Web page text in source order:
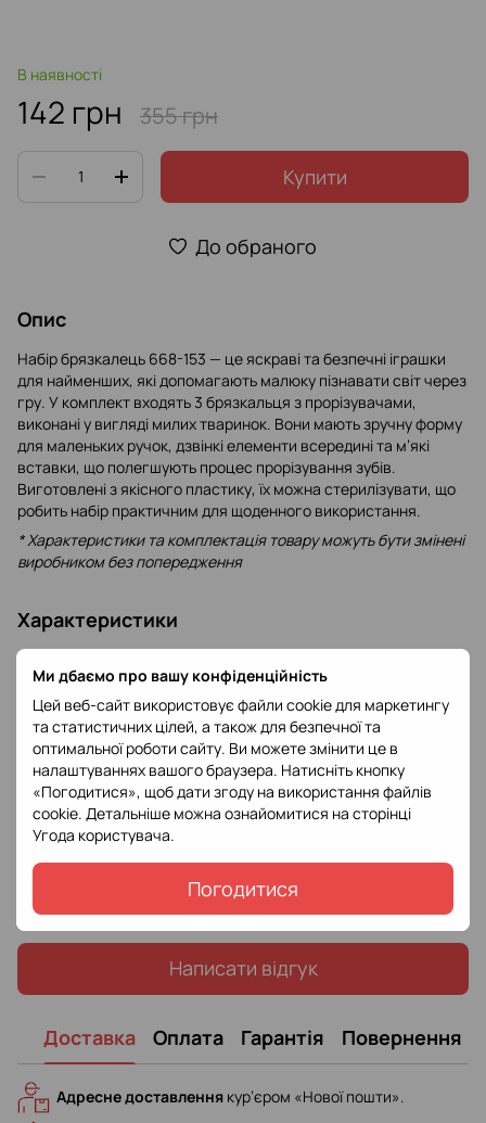
Ми дбаємо про вашу конфіденційність
Цей веб-сайт використовує файли cookie для маркетингу
та статистичних цілей, а також для безпечної та
оптимальної роботи сайту. Ви можете змінити це в
налаштуваннях вашого браузера. Натисніть кнопку
«Погодитися», щоб дати згоду на використання файлів
cookie. Детальніше можна ознайомитися на сторінці
Угода користувача.
Погодитися
В наявності
142 грн 355 грн
Купити
До обраного
Опис
Набір брязкалець 668-153 — це яскраві та безпечні іграшки
для найменших, які допомагають малюку пізнавати світ через
гру. У комплект входять 3 брязкальця з прорізувачами,
виконані у вигляді милих тваринок. Вони мають зручну форму
для маленьких ручок, дзвінкі елементи всередині та м’які
вставки, що полегшують процес прорізування зубів.
Виготовлені з якісного пластику, їх можна стерилізувати, що
робить набір практичним для щоденного використання.
* Характеристики та комплектація товару можуть бути змінені
виробником без попередження
Характеристики
Відгуки
Додайте перший відгук
Написати відгук
Доставка Оплата Гарантія Повернення
Адресне доставлення кур’єром «Нової пошти».